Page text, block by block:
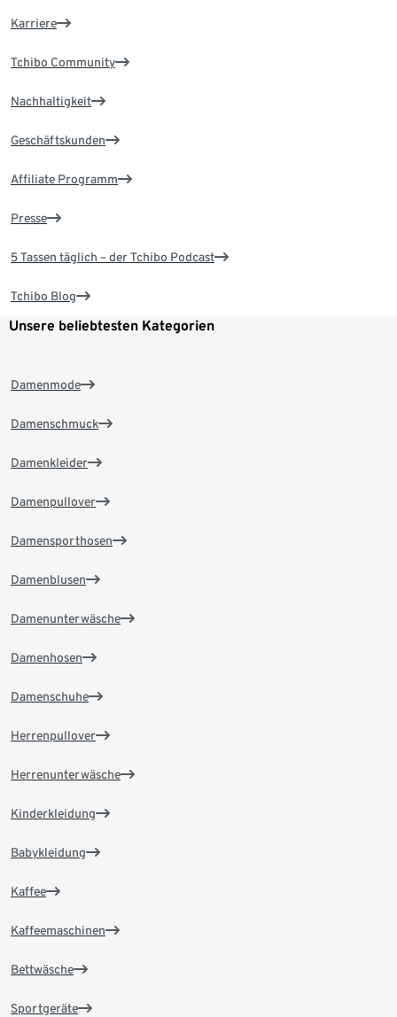
Karriere
Tchibo Community
Nachhaltigkeit
Geschäftskunden
Affiliate Programm
Presse
5 Tassen täglich – der Tchibo Podcast
Tchibo Blog
Unsere beliebtesten Kategorien
Damenmode
Damenschmuck
Damenkleider
Damenpullover
Damensporthosen
Damenblusen
Damenunterwäsche
Damenhosen
Damenschuhe
Herrenpullover
Herrenunterwäsche
Kinderkleidung
Babykleidung
Kaffee
Kaffeemaschinen
Bettwäsche
Sportgeräte